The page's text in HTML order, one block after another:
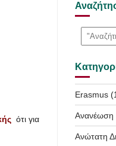
ότι για
Erasmus
Ανανέωση
Ανώτατη